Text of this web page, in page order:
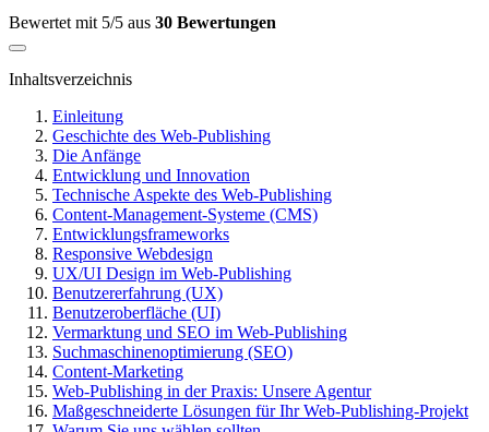
Bewertet mit 5/5 aus 30 Bewertungen
Inhaltsverzeichnis
Einleitung
Geschichte des Web-Publishing
Die Anfänge
Entwicklung und Innovation
Technische Aspekte des Web-Publishing
Content-Management-Systeme (CMS)
Entwicklungsframeworks
Responsive Webdesign
UX/UI Design im Web-Publishing
Benutzererfahrung (UX)
Benutzeroberfläche (UI)
Vermarktung und SEO im Web-Publishing
Suchmaschinenoptimierung (SEO)
Content-Marketing
Web-Publishing in der Praxis: Unsere Agentur
Maßgeschneiderte Lösungen für Ihr Web-Publishing-Projekt